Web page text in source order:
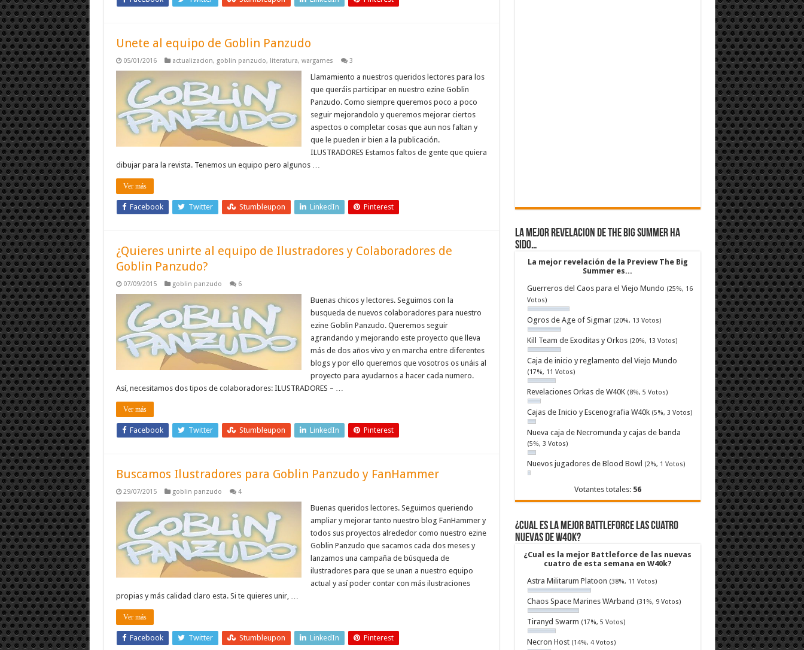
Unete al equipo de Goblin Panzudo
05/01/2016 actualizacion, goblin panzudo, literatura, wargames 3
Llamamiento a nuestros queridos lectores para los
que queráis participar en nuestro ezine Goblin
Panzudo. Como siempre queremos poco a poco
seguir mejorandolo y queremos mejorar ciertos
aspectos o completar cosas que aun nos faltan y
que le pueden ir bien a la publicación.
ILUSTRADORES Estamos faltos de gente que quiera
dibujar para la revista. Tenemos un equipo pero algunos …
Ver más
Facebook Twitter Stumbleupon LinkedIn Pinterest
¿Quieres unirte al equipo de Ilustradores y Colaboradores de
Goblin Panzudo?
07/09/2015 goblin panzudo 6
Buenas chicos y lectores. Seguimos con la
busqueda de nuevos colaboradores para nuestro
ezine Goblin Panzudo. Queremos seguir
agrandando y mejorando este proyecto que lleva
más de dos años vivo y en marcha entre diferentes
blogs y por ello queremos que vosotros os unáis al
proyecto para ayudarnos a hacer cada numero.
Así, necesitamos dos tipos de colaboradores: ILUSTRADORES – …
Ver más
Facebook Twitter Stumbleupon LinkedIn Pinterest
Buscamos Ilustradores para Goblin Panzudo y FanHammer
29/07/2015 goblin panzudo 4
Buenas queridos lectores. Seguimos queriendo
ampliar y mejorar tanto nuestro blog FanHammer y
todos sus proyectos alrededor como nuestro ezine
Goblin Panzudo que sacamos cada dos meses y
lanzamos una campaña de búsqueda de
ilustradores para que se unan a nuestro equipo
actual y así poder contar con más ilustraciones
propias y más calidad claro esta. Si te quieres unir, …
Ver más
Facebook Twitter Stumbleupon LinkedIn Pinterest
La mejor revelacion de The Big Summer ha
sido…
La mejor revelación de la Preview The Big
Summer es...
Guerreros del Caos para el Viejo Mundo (25%, 16
Votos)
Ogros de Age of Sigmar (20%, 13 Votos)
Kill Team de Exoditas y Orkos (20%, 13 Votos)
Caja de inicio y reglamento del Viejo Mundo
(17%, 11 Votos)
Revelaciones Orkas de W40K (8%, 5 Votos)
Cajas de Inicio y Escenografia W40k (5%, 3 Votos)
Nueva caja de Necromunda y cajas de banda
(5%, 3 Votos)
Nuevos jugadores de Blood Bowl (2%, 1 Votos)
Votantes totales: 56
¿Cual es la mejor Battleforce las cuatro
nuevas de W40k?
¿Cual es la mejor Battleforce de las nuevas
cuatro de esta semana en W40k?
Astra Militarum Platoon (38%, 11 Votos)
Chaos Space Marines WArband (31%, 9 Votos)
Tiranyd Swarm (17%, 5 Votos)
Necron Host (14%, 4 Votos)